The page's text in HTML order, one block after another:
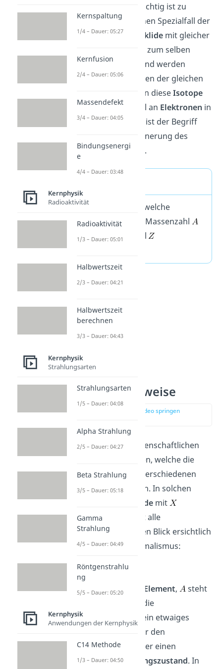
charakterisiert sind. Wichtig ist zu
Wissen dasIsotope
einen Spezialfall der
Nuklide darstellen. Nuklide mit gleicher
gehören zum selben
chemischenElement
und werden
Isotopegenannt. Wegen der gleichen
haben dieseIsotope
auch die gleiche Anzahl an Elektronen in
Atomhülle. Daher ist der Begriff
die Verallgemeinerung des
älteren BegriffsIsotop .
Nuklide sind Atome, welche
eindeutig durch ihre Massenzahl
und Kernladungszahl
charakterisiert sind.
Nuklid Schreibweise
zur Stelle im Video springen
Du wirst häufig in wissenschaftlichen
Arbeiten Formeln finden, welche die
Reaktionenzwischen verschiedenen
Elementenbeschreiben. In solchen
Formeln werden
Nuklide mit
gekennzeichnet. Damit alle
Informationen auf einen Blick ersichtlich
sind gilt folgender Formalismus:
Das bezeichnet das Element,
steht
die
Kernladungszahl
und ein etwaiges
steht für den
Ionisationszustand
oder einen
energetischenAnregungszustand. In
Kernspaltung
1/4 – Dauer: 05:27
Kernfusion
2/4 – Dauer: 05:06
Massendefekt
3/4 – Dauer: 04:05
Bindungsenergi
e
4/4 – Dauer: 03:48
Kernphysik
Radioaktivität
Radioaktivität
1/3 – Dauer: 05:01
Halbwertszeit
2/3 – Dauer: 04:21
Halbwertszeit
berechnen
3/3 – Dauer: 04:43
Kernphysik
Strahlungsarten
Strahlungsarten
1/5 – Dauer: 04:08
Alpha Strahlung
2/5 – Dauer: 04:27
Beta Strahlung
3/5 – Dauer: 05:18
Gamma
Strahlung
4/5 – Dauer: 04:49
Röntgenstrahlu
ng
5/5 – Dauer: 05:20
Kernphysik
Anwendungen der Kernphysik
C14 Methode
1/3 – Dauer: 04:50